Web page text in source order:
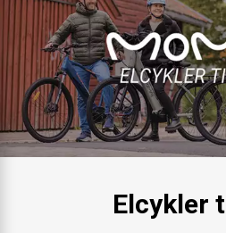
Elcykler